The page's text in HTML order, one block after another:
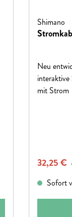
Shimano
Neu
interaktive
mit Strom
32,25 €
Sofort